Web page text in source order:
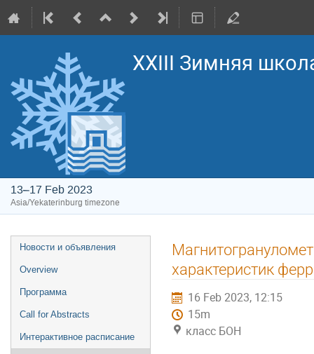
XXIII Зимняя
13–17 Feb 2023
Asia/Yekaterinburg timezone
Event
menu
Новости и объявления
Overview
Программа
Call for Abstracts
Интерактивное расписание
характеристик
16 Feb 2023, 12:15
15m
класс БОН